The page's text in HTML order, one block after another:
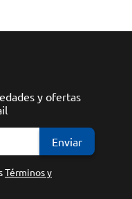
y ofertas
Enviar
Términos y